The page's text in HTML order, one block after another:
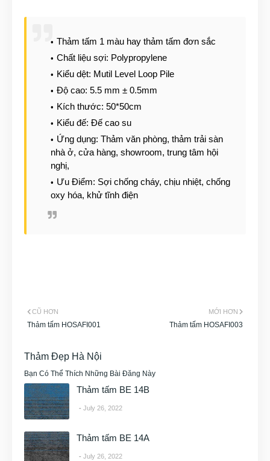
Thảm tấm 1 màu hay thảm tấm đơn sắc
Chất liệu sợi: Polypropylene
Kiểu dệt: Mutil Level Loop Pile
Độ cao: 5.5 mm ± 0.5mm
Kích thước: 50*50cm
Kiểu đế: Đế cao su
Ứng dụng: Thảm văn phòng, thảm trải sàn
nhà ở, cửa hàng, showroom, trung tâm hội
nghị,
Ưu Điểm: Sợi chống cháy, chịu nhiệt, chống
oxy hóa, khử tĩnh điện
MỚI HƠN
Thảm tấm HOSAFI003
CŨ HƠN
Thảm tấm HOSAFI001
Thảm Đẹp Hà Nội
Bạn Có Thể Thích Những Bài Đăng Này
Thảm tấm BE 14B
July 26, 2022
Thảm tấm BE 14A
July 26, 2022